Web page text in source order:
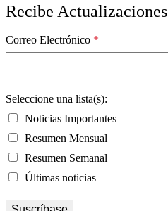
Recibe Actualizaciones
Correo Electrónico *
Seleccione una lista(s):
Noticias Importantes
Resumen Mensual
Resumen Semanal
Últimas noticias